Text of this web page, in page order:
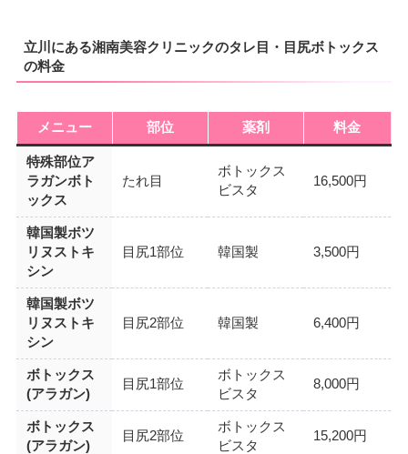
立川にある湘南美容クリニックのタレ目・目尻ボトックス
の料金
メニュー 部位 薬剤 料金
特殊部位ア
ラガンボト
ックス
たれ目
ボトックス
ビスタ
16,500円
韓国製ボツ
リヌストキ
シン
目尻1部位 韓国製 3,500円
韓国製ボツ
リヌストキ
シン
目尻2部位 韓国製 6,400円
ボトックス
(アラガン)
目尻1部位
ボトックス
ビスタ
8,000円
ボトックス
(アラガン)
目尻2部位
ボトックス
ビスタ
15,200円